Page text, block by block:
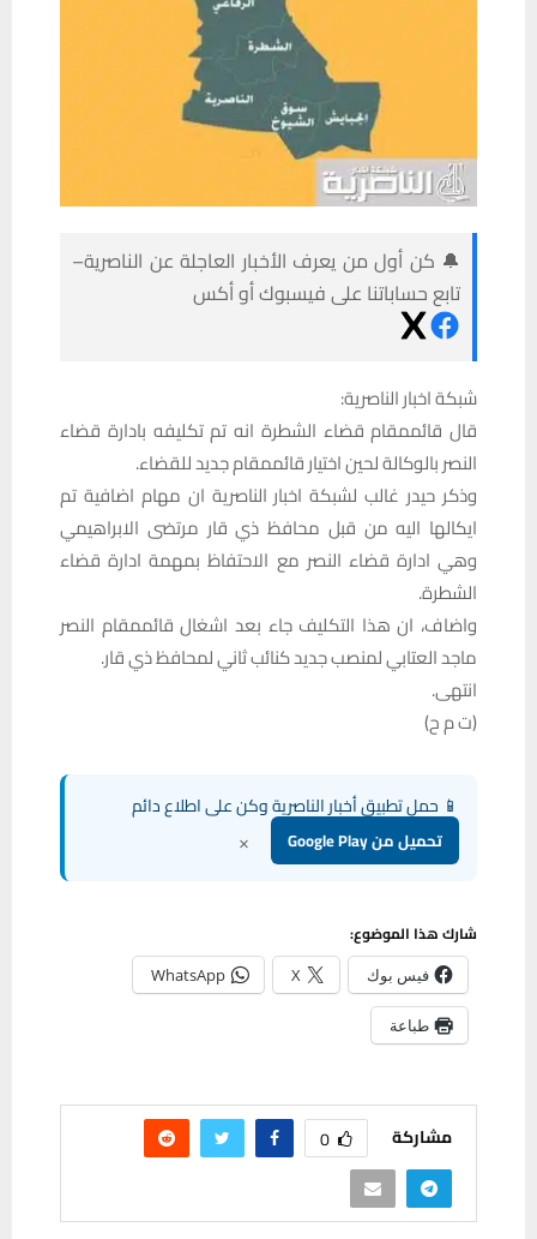
🔔 كن أول من يعرف الأخبار العاجلة عن الناصرية–
تابع حساباتنا على فيسبوك أو أكس
شبكة اخبار الناصرية:
قال قائممقام قضاء الشطرة انه تم تكليفه بادارة قضاء
النصر بالوكالة لحين اختيار قائممقام جديد للقضاء.
وذكر حيدر غالب لشبكة اخبار الناصرية ان مهام اضافية تم
ايكالها اليه من قبل محافظ ذي قار مرتضى الابراهيمي
وهي ادارة قضاء النصر مع الاحتفاظ بمهمة ادارة قضاء
الشطرة.
واضاف، ان هذا التكليف جاء بعد اشغال قائممقام النصر
ماجد العتابي لمنصب جديد كنائب ثاني لمحافظ ذي قار.
انتهى.
(ت م ح)
📱 حمل تطبيق أخبار الناصرية وكن على اطلاع دائم
تحميل من Google Play ×
شارك هذا الموضوع:
فيس بوك X
WhatsApp
طباعة
مشاركة 0